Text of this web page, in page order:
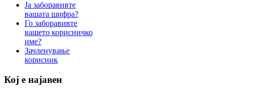
Ја заборавивте
вашата шифра?
Го заборавивте
вашето корисничко
име?
Зачленување
корисник
Кој е најавен